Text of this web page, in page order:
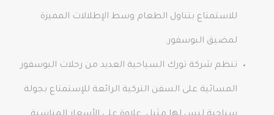
للاستمتاع بتناول الطعام وسط الإطلالات المميزة
لمضيق البوسفور.
تنظم شركة تورك السياحية العديد من رحلات البوسفور
المسائية على السفن التركية الرائعة للإستمتاع بجولة